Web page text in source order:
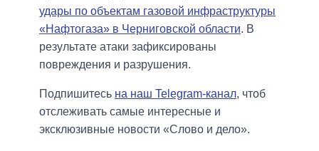
удары по объектам газовой инфраструктуры
«Нафтогаза» в Черниговской области. В
результате атаки зафиксированы
повреждения и разрушения.
Подпишитесь на наш Telegram-канал, чтоб
отслеживать самые интересные и
эксклюзивные новости «Слово и дело».